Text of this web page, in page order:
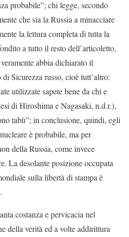
probabile”; chi legge, secondo
che sia la Russia a minacciare
la lettura completa di tutta la
a tutto il resto dell’articoletto,
abbia dichiarato il
Sicurezza russo, cioè tutt’altro:
utilizzate sapete bene da chi e
di Hiroshima e Nagasaki, n.d.r.),
tabù”; in conclusione, quindi, egli
è probabile, ma per
della Russia, come invece
La desolante posizione occupata
sulla libertà di stampa è
costanza e pervicacia nel
della verità ed a volte addirittura